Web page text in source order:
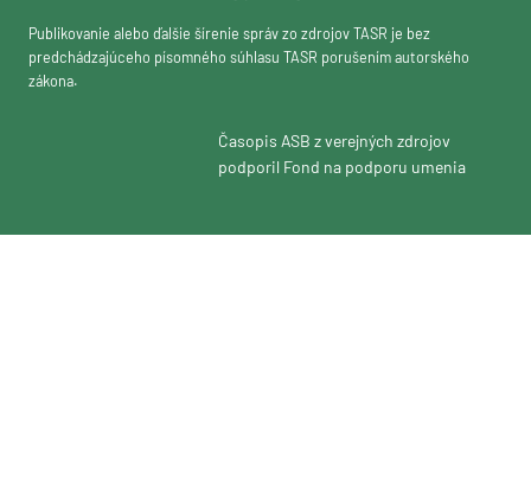
Publikovanie alebo ďalšie šírenie správ zo zdrojov TASR je bez
predchádzajúceho písomného súhlasu TASR porušením autorského
zákona.
Časopis ASB z verejných zdrojov
podporil Fond na podporu umenia